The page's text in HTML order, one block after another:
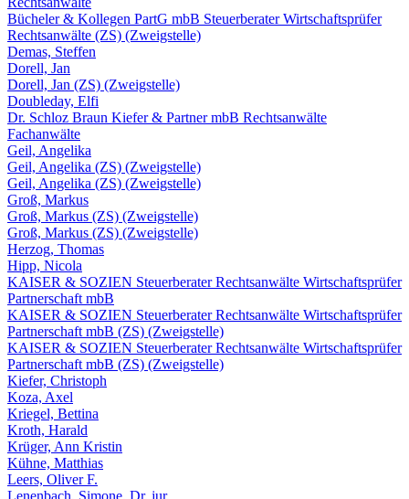
Bücheler & Kollegen PartG mbB Steuerberater Wirtschaftsprüfer
Rechtsanwälte (ZS) (Zweigstelle)
Demas, Steffen
Dorell, Jan
Dorell, Jan (ZS) (Zweigstelle)
Doubleday, Elfi
Dr. Schloz Braun Kiefer & Partner mbB Rechtsanwälte
Fachanwälte
Geil, Angelika
Geil, Angelika (ZS) (Zweigstelle)
Geil, Angelika (ZS) (Zweigstelle)
Groß, Markus
Groß, Markus (ZS) (Zweigstelle)
Groß, Markus (ZS) (Zweigstelle)
Herzog, Thomas
Hipp, Nicola
KAISER & SOZIEN Steuerberater Rechtsanwälte Wirtschaftsprüfer
Partnerschaft mbB
KAISER & SOZIEN Steuerberater Rechtsanwälte Wirtschaftsprüfer
Partnerschaft mbB (ZS) (Zweigstelle)
KAISER & SOZIEN Steuerberater Rechtsanwälte Wirtschaftsprüfer
Partnerschaft mbB (ZS) (Zweigstelle)
Kiefer, Christoph
Koza, Axel
Kriegel, Bettina
Kroth, Harald
Krüger, Ann Kristin
Kühne, Matthias
Leers, Oliver F.
Lenenbach, Simone, Dr. jur.